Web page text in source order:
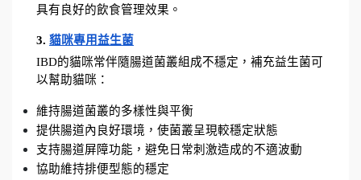
具有良好的飲食管理效果。
3. 貓咪專用益生菌
IBD的貓咪常伴隨腸道菌叢組成不穩定，補充益生菌可
以幫助貓咪：
維持腸道菌叢的多樣性與平衡
提供腸道內良好環境，使菌叢呈現較穩定狀態
支持腸道屏障功能，避免日常刺激造成的不適波動
協助維持排便型態的穩定